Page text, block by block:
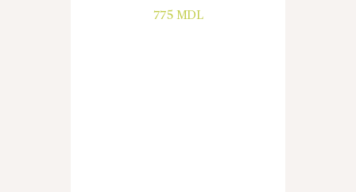
775 MDL